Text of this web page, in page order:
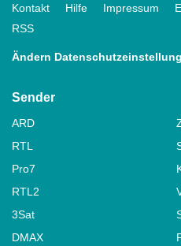
Kontakt Hilfe Impressum
RSS
Ändern
Sender
ARD
RTL
Pro7
RTL2
3Sat
DMAX